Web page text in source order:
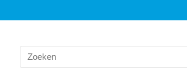
Search
for: